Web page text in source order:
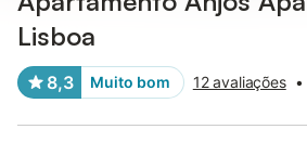
Lisboa
8,3 Muito bom 12 avaliações •